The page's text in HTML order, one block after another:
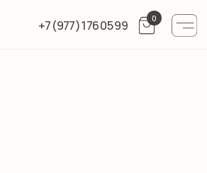
+7 (977) 176 05 99